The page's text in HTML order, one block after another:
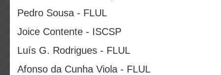
Pedro Sousa - FLUL
Joice Contente - ISCSP
Luís G. Rodrigues - FLUL
Afonso da Cunha Viola - FLUL